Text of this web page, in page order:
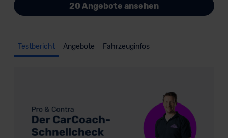
20 Angebote ansehen
Testbericht Angebote Fahrzeuginfos